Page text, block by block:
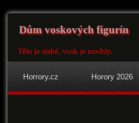
Dům voskových figurín
Tělo je slabé, vosk je navždy.
Horrory.cz Horory 2026